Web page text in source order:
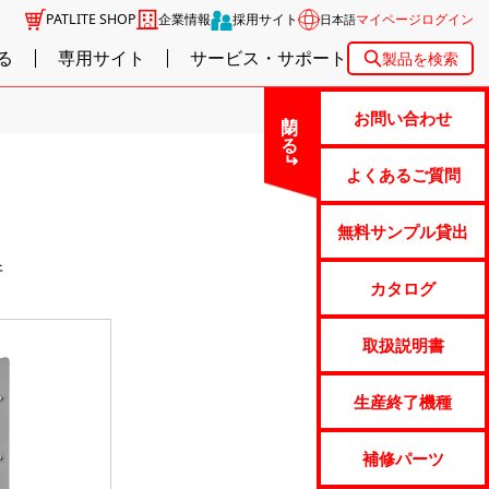
PATLITE SHOP 企業情報 採用サイト 日本語マイページログイン
専用サイト サービス・サポート 製品を検索
閉じる お問い合わせ
よくあるご質問
無料サンプル貸出
カタログ
取扱説明書
生産終了機種
補修パーツ